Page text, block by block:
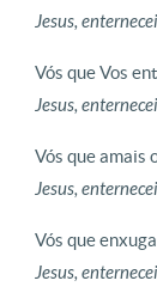
Jesus,
Vós que Vos
Jesus,
Vós que amais
Jesus,
Vós que
Jesus,